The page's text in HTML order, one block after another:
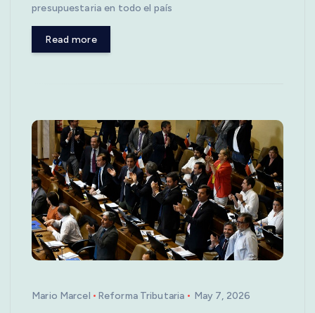
presupuestaria en todo el país
Read more
Mario Marcel Reforma Tributaria May 7, 2026